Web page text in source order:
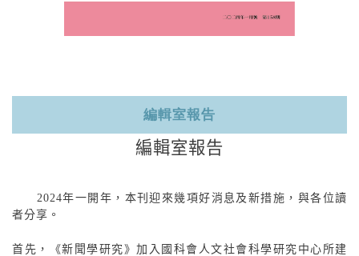
編輯室報告
編輯室報告
2024年一開年，本刊迎來幾項好消息及新措施，與各位讀
者分享。
首先，《新聞學研究》加入國科會人文社會科學研究中心所建